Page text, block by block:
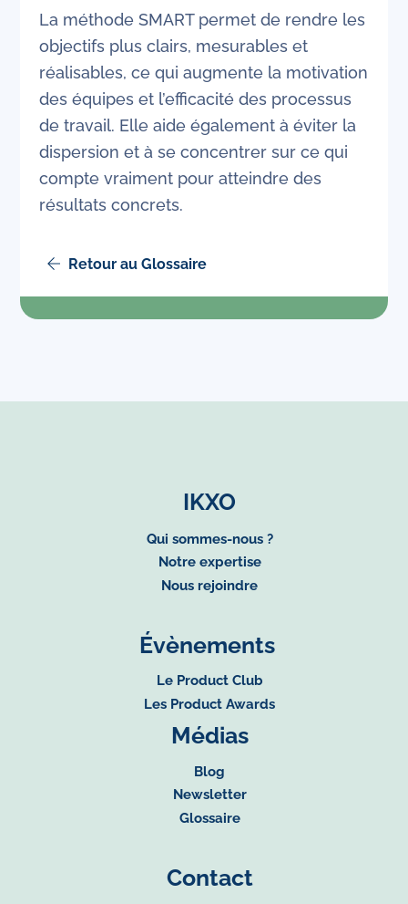
La méthode SMART permet de rendre les
objectifs plus clairs, mesurables et
réalisables, ce qui augmente la motivation
des équipes et l’efficacité des processus
de travail. Elle aide également à éviter la
dispersion et à se concentrer sur ce qui
compte vraiment pour atteindre des
résultats concrets.
Retour au Glossaire
IKXO
Qui sommes-nous ?
Notre expertise
Nous rejoindre
Évènements
Le Product Club
Les Product Awards
Médias
Blog
Newsletter
Glossaire
Contact